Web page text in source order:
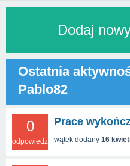
Dodaj
Ostatnia
Pablo82
0
odpowiedzi
Prace
wątek dodany 16